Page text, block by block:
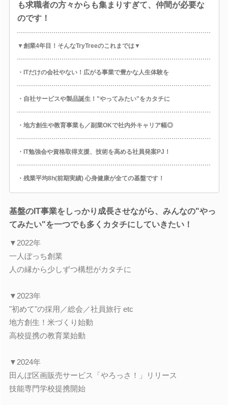
も求職者の方々からも集まりすぎて、仲間が必要な
のです！
▼創業4年目！そんなTryTreeのこれまでは▼
・ITだけの会社やない！広がる事業で豊かな人生体験を
・自社サービスや製品誕生！"やってみたい"をカタチに
・地方創生や教育事業も／副業OKで社内外キャリア幅◎
・IT勉強会や資格取得支援、技術を高める社員発案PJ！
・残業平均8h(前期実績) 心身健康が全ての基盤です！
基盤のIT事業をしっかり成長させながら、みんなの"やっ
てみたい"を一つでも多くカタチにしていきたい！
▼2022年
一人ぼっち創業
人の縁から少しずつ構想がカタチに
▼2023年
"初めて"の採用／総会／社員旅行 etc
地方創生！米づくり始動
高校提携の教育業始動
▼2024年
田んぼ区画販売サービス「やろっさ！」リリース
技能専門学校提携開始